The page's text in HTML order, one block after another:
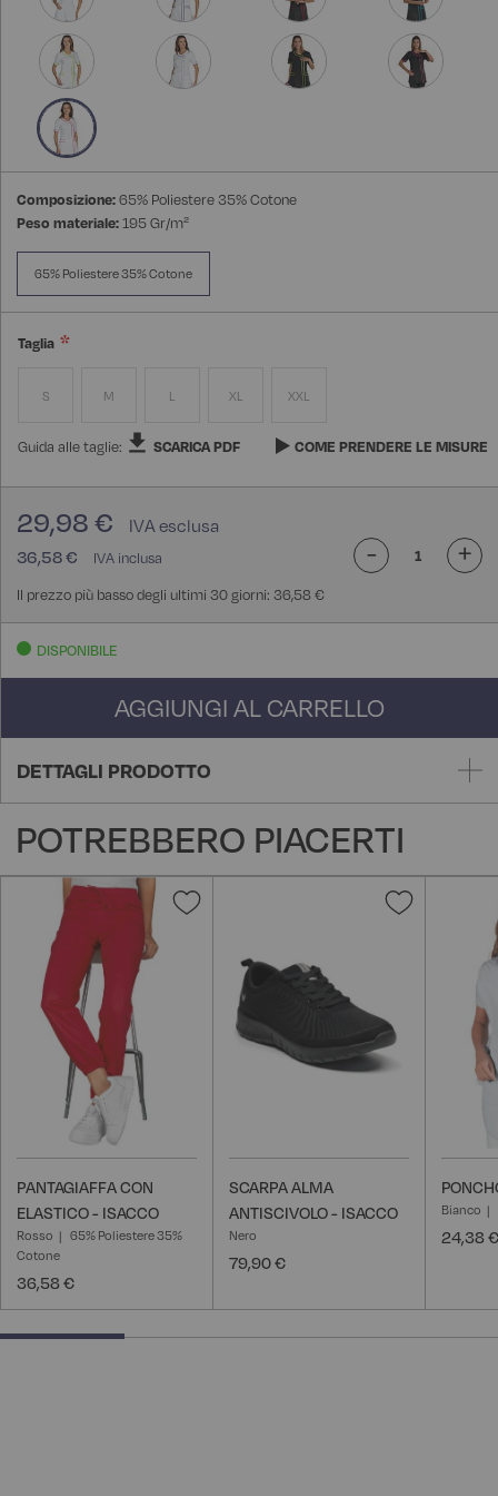
Composizione:65% Poliestere 35% Cotone
Peso materiale:195 Gr/m²
65% Poliestere 35% Cotone
Taglia
S M L XL XXL
Guida alle taglie: SCARICA PDF COME PRENDERE LE MISURE
36,58 €
29,98 €
Il prezzo più basso degli ultimi 30 giorni: 36,58 €
- +
DISPONIBILE
AGGIUNGI AL CARRELLO
DETTAGLI PRODOTTO
POTREBBERO PIACERTI
Aggiungi
desideri
PANTAGIAFFA CON
ELASTICO - ISACCO
Rosso
65% Poliestere 35%
Cotone
36,58 €
Aggiungi
desideri
SCARPA ALMA
ANTISCIVOLO - ISACCO
Nero
79,90 €
Bianco
24,38 €
25% completed